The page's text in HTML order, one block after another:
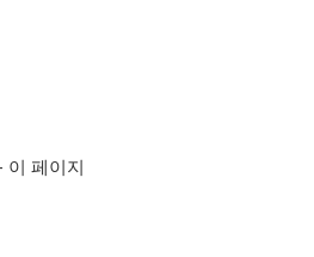
: 142-08-78939
: (16954)) 경기도 용인시 기흥구 흥덕1
호(영덕동,흥덕IT밸리)
RIGHTS RESEVED
이 페이지